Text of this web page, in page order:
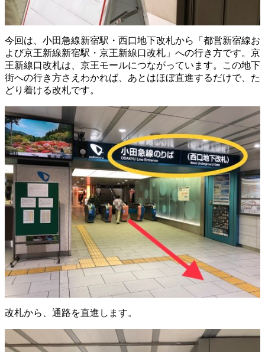
今回は、小田急線新宿駅・西口地下改札から「都営新宿線お
よび京王新線新宿駅・京王新線口改札」への行き方です。京
王新線口改札は、京王モールにつながっています。この地下
街への行き方さえわかれば、あとはほぼ直進するだけで、た
どり着ける改札です。
改札から、通路を直進します。